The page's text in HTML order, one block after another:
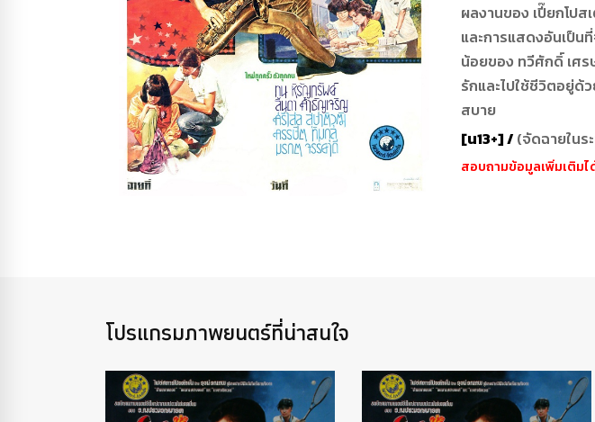
ผลงานของ เปี๊ยกโป
และการแสดงอันเป็
น้อยของ ทวีศักดิ์ เศ
รักและไปใช้ชีวิตอยู่
สบาย
[น13+] / (จัดฉายในร
สอบถามข้อมูลเพิ่มเติม
โปรแกรมภาพยนตร์ที่น่าสนใจ